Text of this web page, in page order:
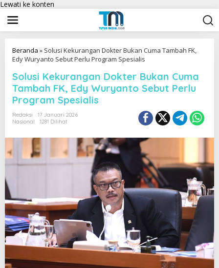
Lewati ke konten
Beranda » Solusi Kekurangan Dokter Bukan Cuma Tambah FK,
Edy Wuryanto Sebut Perlu Program Spesialis
Solusi Kekurangan Dokter Bukan Cuma
Tambah FK, Edy Wuryanto Sebut Perlu
Program Spesialis
Redaksi
17 Januari 2026
Nasional
1281 Dilihat